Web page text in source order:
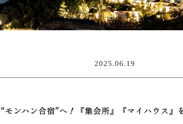
2025.06.19
モンハン合宿”へ！『集会所』『マイハウス』